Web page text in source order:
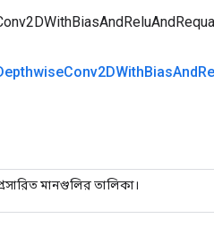
Conv2DWithBiasAnd
মানগুলির তালিকা।